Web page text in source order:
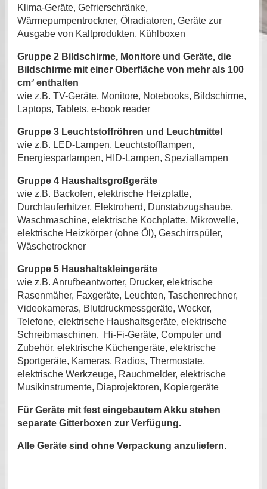
Klima-Geräte, Gefrierschränke,
Wärmepumpentrockner, Ölradiatoren, Geräte zur
Ausgabe von Kaltprodukten, Kühlboxen
Gruppe 2 Bildschirme, Monitore und Geräte, die
Bildschirme mit einer Oberfläche von mehr als 100
cm² enthalten
wie z.B. TV-Geräte, Monitore, Notebooks, Bildschirme,
Laptops, Tablets, e-book reader
Gruppe 3 Leuchtstoffröhren und Leuchtmittel
wie z.B. LED-Lampen, Leuchtstofflampen,
Energiesparlampen, HID-Lampen, Speziallampen
Gruppe 4 Haushaltsgroßgeräte
wie z.B. Backofen, elektrische Heizplatte,
Durchlauferhitzer, Elektroherd, Dunstabzugshaube,
Waschmaschine, elektrische Kochplatte, Mikrowelle,
elektrische Heizkörper (ohne Öl), Geschirrspüler,
Wäschetrockner
Gruppe 5 Haushaltskleingeräte
wie z.B. Anrufbeantworter, Drucker, elektrische
Rasenmäher, Faxgeräte, Leuchten, Taschenrechner,
Videokameras, Blutdruckmessgeräte, Wecker,
Telefone, elektrische Haushaltsgeräte, elektrische
Schreibmaschinen, Hi-Fi-Geräte, Computer und
Zubehör, elektrische Küchengeräte, elektrische
Sportgeräte, Kameras, Radios, Thermostate,
elektrische Werkzeuge, Rauchmelder, elektrische
Musikinstrumente, Diaprojektoren, Kopiergeräte
Für Geräte mit fest eingebautem Akku stehen
separate Gitterboxen zur Verfügung.
Alle Geräte sind ohne Verpackung anzuliefern.